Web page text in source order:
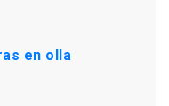
en olla